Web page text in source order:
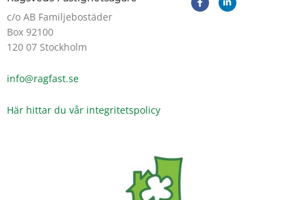
c/o AB Familjebostäder
Box 92100
120 07 Stockholm
info@ragfast.se
Här hittar du vår integritetspolicy
a
c
i
n